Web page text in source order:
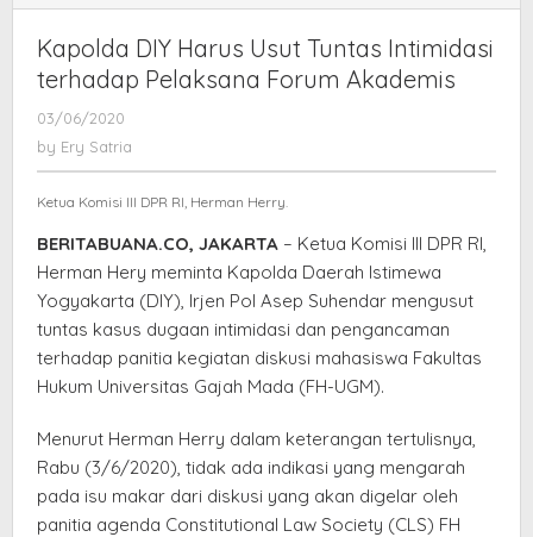
DIY
Harus
Usut
Akademis
Kapolda DIY Harus Usut Tuntas Intimidasi
terhadap Pelaksana Forum Akademis
03/06/2020
by Ery Satria
Ketua Komisi III DPR RI, Herman Herry.
BERITABUANA.CO, JAKARTA – Ketua Komisi III DPR RI,
Herman Hery meminta Kapolda Daerah Istimewa
Yogyakarta (DIY), Irjen Pol Asep Suhendar mengusut
tuntas kasus dugaan intimidasi dan pengancaman
terhadap panitia kegiatan diskusi mahasiswa Fakultas
Hukum Universitas Gajah Mada (FH-UGM).
Menurut Herman Herry dalam keterangan tertulisnya,
Rabu (3/6/2020), tidak ada indikasi yang mengarah
pada isu makar dari diskusi yang akan digelar oleh
panitia agenda Constitutional Law Society (CLS) FH